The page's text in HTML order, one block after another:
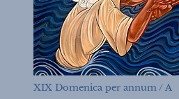
XIX Domenica per annum / A